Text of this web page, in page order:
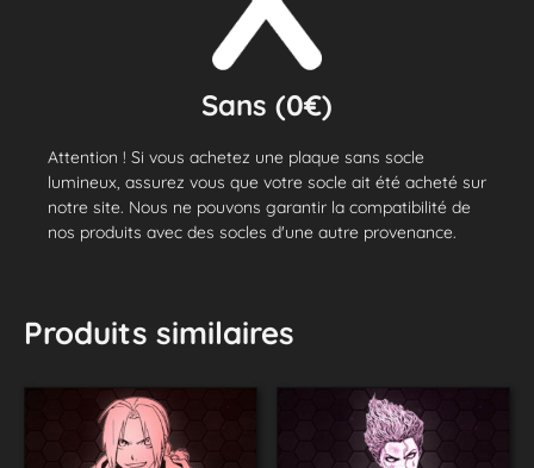
Sans (0€)
Attention ! Si vous achetez une plaque sans socle
lumineux, assurez vous que votre socle ait été acheté sur
notre site. Nous ne pouvons garantir la compatibilité de
nos produits avec des socles d'une autre provenance.
Produits similaires